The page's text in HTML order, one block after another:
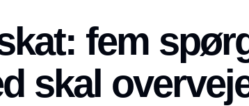
fem
skal